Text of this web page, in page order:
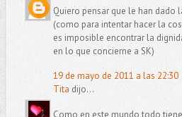
Quiero pensar que le han dado
(como para intentar hacer la
es imposible encontrar la
en lo que concierne a SK)
19 de mayo de 2011 a las 22:30
Tita dijo...